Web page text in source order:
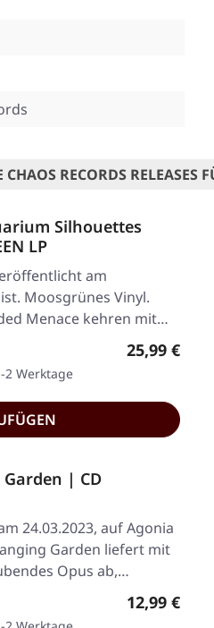
CHAOS RECORDS RELEASES
Silhouettes
LP
am
Moosgrünes Vinyl.
Menace kehren mit
Regulärer
25,99 €
2 Werktage
Garden | CD
24.03.2023, auf Agonia
Garden liefert mit
Opus ab,…
Regulärer
12,99 €